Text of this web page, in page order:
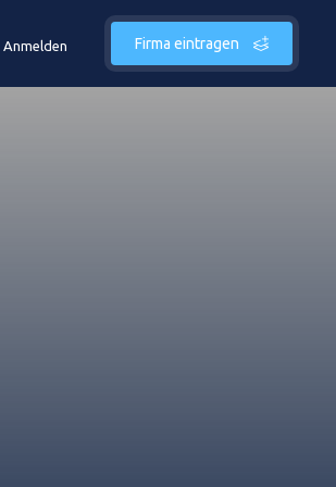
Firma eintragen
Anmelden